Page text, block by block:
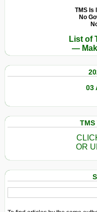
TMS Is
No
List of
—
03
OR